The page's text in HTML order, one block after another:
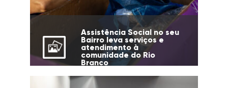
Assistência Social no seu
Bairro leva serviços e
atendimento à
comunidade do Rio
Branco